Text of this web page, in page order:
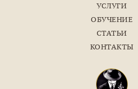
УСЛУГИ
ОБУЧЕНИЕ
СТАТЬИ
КОНТАКТЫ